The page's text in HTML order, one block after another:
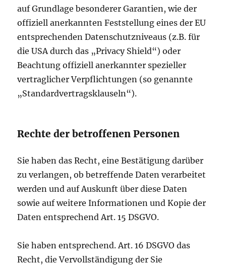
auf Grundlage besonderer Garantien, wie der
offiziell anerkannten Feststellung eines der EU
entsprechenden Datenschutzniveaus (z.B. für
die USA durch das „Privacy Shield“) oder
Beachtung offiziell anerkannter spezieller
vertraglicher Verpflichtungen (so genannte
„Standardvertragsklauseln“).
Rechte der betroffenen Personen
Sie haben das Recht, eine Bestätigung darüber
zu verlangen, ob betreffende Daten verarbeitet
werden und auf Auskunft über diese Daten
sowie auf weitere Informationen und Kopie der
Daten entsprechend Art. 15 DSGVO.
Sie haben entsprechend. Art. 16 DSGVO das
Recht, die Vervollständigung der Sie